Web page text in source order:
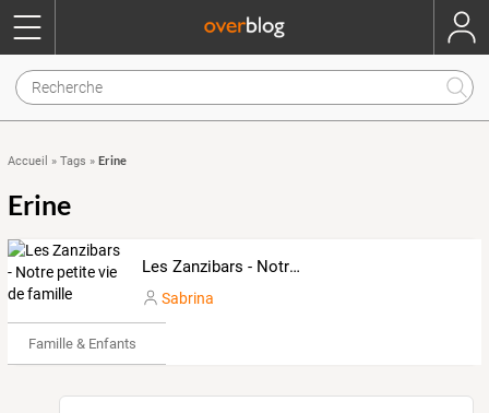
Accueil » Tags » Erine
Erine
Les Zanzibars - Notre petite vie de famille
Sabrina
Famille & Enfants